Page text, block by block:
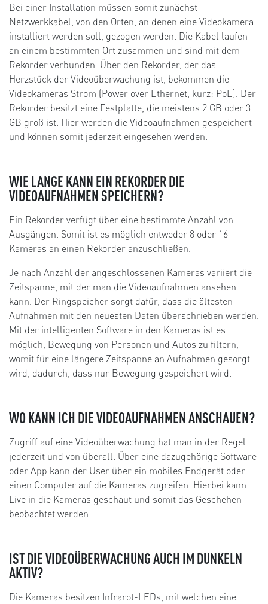
Bei einer Installation müssen somit zunächst
Netzwerkkabel, von den Orten, an denen eine Videokamera
installiert werden soll, gezogen werden. Die Kabel laufen
an einem bestimmten Ort zusammen und sind mit dem
Rekorder verbunden. Über den Rekorder, der das
Herzstück der Videoüberwachung ist, bekommen die
Videokameras Strom (Power over Ethernet, kurz: PoE). Der
Rekorder besitzt eine Festplatte, die meistens 2 GB oder 3
GB groß ist. Hier werden die Videoaufnahmen gespeichert
und können somit jederzeit eingesehen werden.
WIE LANGE KANN EIN REKORDER DIE
VIDEOAUFNAHMEN SPEICHERN?
Ein Rekorder verfügt über eine bestimmte Anzahl von
Ausgängen. Somit ist es möglich entweder 8 oder 16
Kameras an einen Rekorder anzuschließen.
Je nach Anzahl der angeschlossenen Kameras variiert die
Zeitspanne, mit der man die Videoaufnahmen ansehen
kann. Der Ringspeicher sorgt dafür, dass die ältesten
Aufnahmen mit den neuesten Daten überschrieben werden.
Mit der intelligenten Software in den Kameras ist es
möglich, Bewegung von Personen und Autos zu filtern,
womit für eine längere Zeitspanne an Aufnahmen gesorgt
wird, dadurch, dass nur Bewegung gespeichert wird.
WO KANN ICH DIE VIDEOAUFNAHMEN ANSCHAUEN?
Zugriff auf eine Videoüberwachung hat man in der Regel
jederzeit und von überall. Über eine dazugehörige Software
oder App kann der User über ein mobiles Endgerät oder
einen Computer auf die Kameras zugreifen. Hierbei kann
Live in die Kameras geschaut und somit das Geschehen
beobachtet werden.
IST DIE VIDEOÜBERWACHUNG AUCH IM DUNKELN
AKTIV?
Die Kameras besitzen Infrarot-LEDs, mit welchen eine